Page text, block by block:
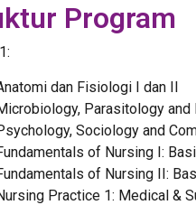
Program
dan Fisiologi I dan II
Parasitology and
Sociology and
of Nursing I:
of Nursing II:
Practice 1: Medical &